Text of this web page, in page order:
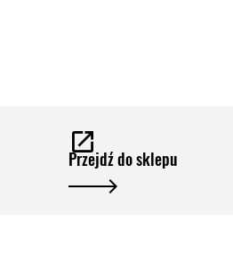
Przejdź do sklepu